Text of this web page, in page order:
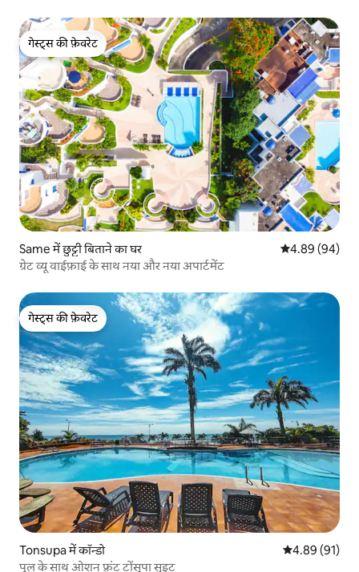
गेस्ट्स की फ़ेवरेट
गेस्ट्स की फ़ेवरेट
Same में छुट्टी बिताने का घर औसत रेटिंग 5 में
4.89 (94)
ग्रेट व्यू वाईफ़ाई के साथ नया और नया अपार्टमेंट
गेस्ट्स की फ़ेवरेट
गेस्ट्स की फ़ेवरेट
Tonsupa में कॉन्डो औसत रेटिंग 5 में
4.89 (91)
पूल के साथ ओशन फ़्रंट टोंसुपा सुइट